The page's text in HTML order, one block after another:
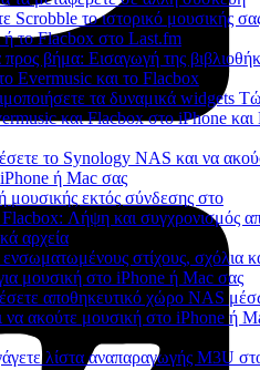
Scrobble το ιστορικό μουσικής
ή το Flacbox στο Last.fm
βήμα: Εισαγωγή της
Evermusic και το Flacbox
τα δυναμικά widgets
και Flacbox στο iPhone και
το Synology NAS και να
ή Mac σας
μουσικής εκτός σύνδεσης στο
Λήψη και συγχρονισμός
αρχεία
στίχους, σχόλια
μουσική στο iPhone ή Mac σας
αποθηκευτικό χώρο NAS
ακούτε μουσική στο iPhone ή
λίστα αναπαραγωγής M3U